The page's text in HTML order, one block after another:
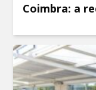
Coimbra: a